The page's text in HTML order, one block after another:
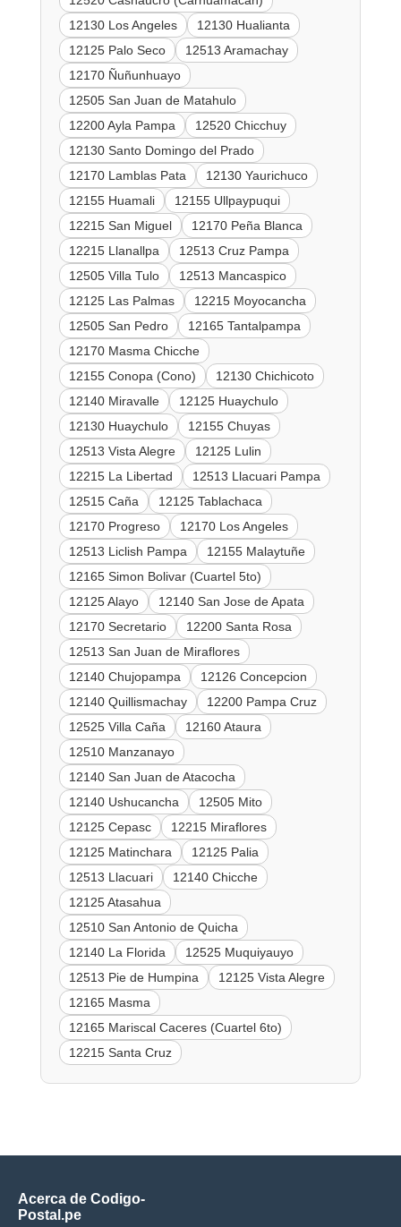
12130 Los Angeles
12130 Hualianta
12125 Palo Seco
12513 Aramachay
12170 Ñuñunhuayo
12505 San Juan de Matahulo
12200 Ayla Pampa
12520 Chicchuy
12130 Santo Domingo del Prado
12170 Lamblas Pata
12130 Yaurichuco
12155 Huamali
12155 Ullpaypuqui
12215 San Miguel
12170 Peña Blanca
12215 Llanallpa
12513 Cruz Pampa
12505 Villa Tulo
12513 Mancaspico
12125 Las Palmas
12215 Moyocancha
12505 San Pedro
12165 Tantalpampa
12170 Masma Chicche
12155 Conopa (Cono)
12130 Chichicoto
12140 Miravalle
12125 Huaychulo
12130 Huaychulo
12155 Chuyas
12513 Vista Alegre
12125 Lulin
12215 La Libertad
12513 Llacuari Pampa
12515 Caña
12125 Tablachaca
12170 Progreso
12170 Los Angeles
12513 Liclish Pampa
12155 Malaytuñe
12165 Simon Bolivar (Cuartel 5to)
12125 Alayo
12140 San Jose de Apata
12170 Secretario
12200 Santa Rosa
12513 San Juan de Miraflores
12140 Chujopampa
12126 Concepcion
12140 Quillismachay
12200 Pampa Cruz
12525 Villa Caña
12160 Ataura
12510 Manzanayo
12140 San Juan de Atacocha
12140 Ushucancha
12505 Mito
12125 Cepasc
12215 Miraflores
12125 Matinchara
12125 Palia
12513 Llacuari
12140 Chicche
12125 Atasahua
12510 San Antonio de Quicha
12140 La Florida
12525 Muquiyauyo
12513 Pie de Humpina
12125 Vista Alegre
12165 Masma
12165 Mariscal Caceres (Cuartel 6to)
12215 Santa Cruz
Acerca de Codigo-
Postal.pe